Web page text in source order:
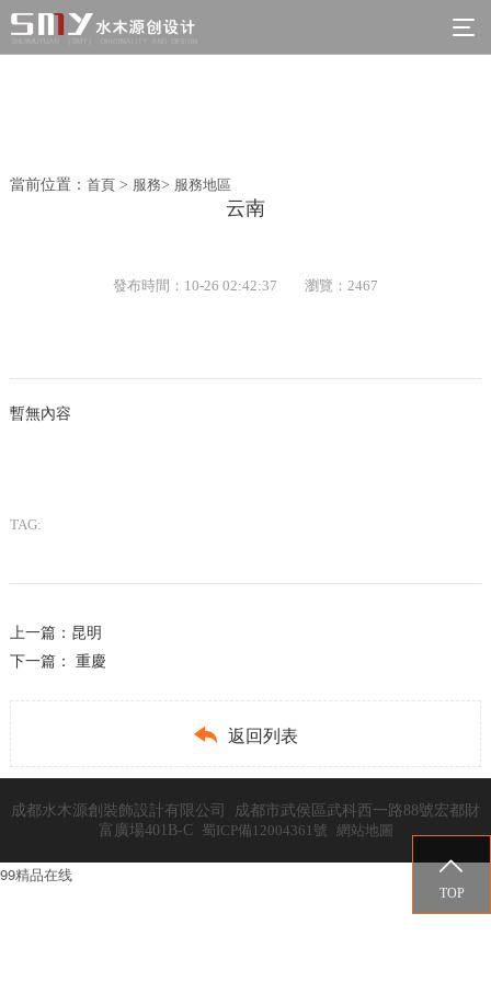
當前位置： 首頁> 服務> 服務地區
云南
發布時間：10-26 02:42:37 瀏覽：2467
暫無內容
TAG:
上一篇： 昆明
下一篇： 重慶
 返回列表
成都水木源創裝飾設計有限公司 成都市武侯區武科西一路88號宏都財
富廣場401B-C 蜀ICP備12004361號 網站地圖

TOP
99精品在线